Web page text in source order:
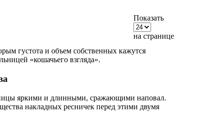
Показать
на странице
густота и объем собственных кажутся
«кошачьего взгляда».
яркими и длинными, сражающими наповал.
накладных ресничек перед этими двумя